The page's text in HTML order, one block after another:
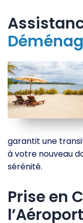
garantit une
à votre nouveau
sérénité.
Prise en
l’Aéroport